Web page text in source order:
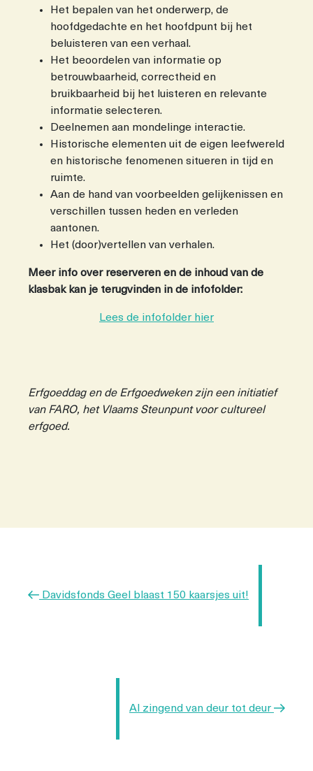
Het bepalen van het onderwerp, de
hoofdgedachte en het hoofdpunt bij het
beluisteren van een verhaal.
Het beoordelen van informatie op
betrouwbaarheid, correctheid en
bruikbaarheid bij het luisteren en relevante
informatie selecteren.
Deelnemen aan mondelinge interactie.
Historische elementen uit de eigen leefwereld
en historische fenomenen situeren in tijd en
ruimte.
Aan de hand van voorbeelden gelijkenissen en
verschillen tussen heden en verleden
aantonen.
Het (door)vertellen van verhalen.
Meer info over reserveren en de inhoud van de
klasbak kan je terugvinden in de infofolder:
Lees de infofolder hier
Erfgoeddag en de Erfgoedweken zijn een initiatief
van FARO, het Vlaams Steunpunt voor cultureel
erfgoed.
VorigDavidsfonds Geel blaast 150 kaarsjes uit!
Volgend
Al zingend van deur tot deur